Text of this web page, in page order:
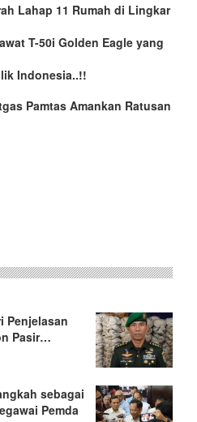
Lahap 11 Rumah di Lingkar
T-50i Golden Eagle yang
Indonesia..!!
Pamtas Amankan Ratusan
Penjelasan
Pasir…
sebagai
Pemda